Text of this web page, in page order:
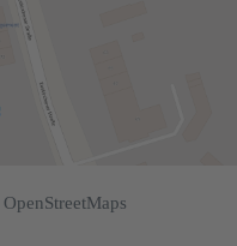
OpenStreetMaps